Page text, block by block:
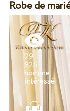
Robe de
29
925
homme
intéressé